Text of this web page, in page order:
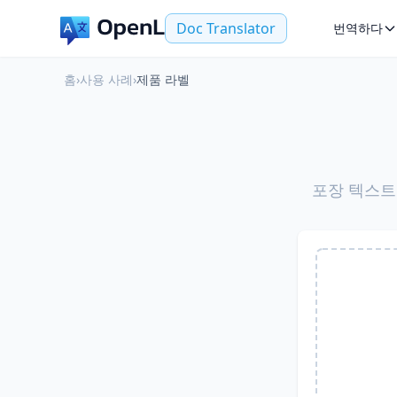
Doc Translator 번역하다
홈›사용 사례›제품 라벨
포장 텍스